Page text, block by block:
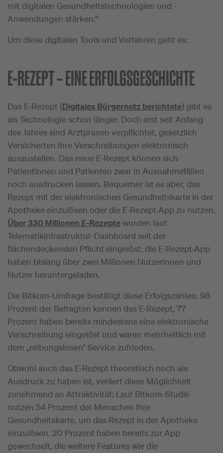
mit digitalen Gesundheitstechnologien und -
Anwendungen stärken.“
Um diese digitalen Tools und Verfahren geht es:
E-REZEPT –EINE ERFOLGSGESCHICHTE
Das E-Rezept (Digitales Bürgernetz berichtete) gibt es
als Technologie schon länger. Doch erst seit Anfang
des Jahres sind Arztpraxen verpflichtet, gesetzlich
Versicherten ihre Verschreibungen elektronisch
auszustellen. Das neue E-Rezept können sich
Patientinnen und Patienten zwar in Ausnahmefällen
noch ausdrucken lassen. Bequemer ist es aber, das
Rezept mit der elektronischen Gesundheitskarte in der
Apotheke einzulösen oder die E-Rezept-App zu nutzen.
Über 330 Millionen E-Rezeptewurden laut
Telematikinfrastruktur-Dashboard seit der
flächendeckenden Pflicht eingelöst; die E-Rezept-App
haben bislang über zwei Millionen Nutzerinnen und
Nutzer heruntergeladen.
Die Bitkom-Umfrage bestätigt diese Erfolgszahlen: 98
Prozent der Befragten kennen das E-Rezept, 77
Prozent haben bereits mindestens eine elektronische
Verschreibung eingelöst und waren mehrheitlich mit
dem „reibungslosen“ Service zufrieden.
Obwohl auch das E-Rezept theoretisch noch als
Ausdruck zu haben ist, verliert diese Möglichkeit
zunehmend an Attraktivität: Laut Bitkom-Studie
nutzen 54 Prozent der Menschen ihre
Gesundheitskarte, um das Rezept in der Apotheke
einzulösen. 20 Prozent haben bereits zur App
gewechselt, die weitere Features wie die